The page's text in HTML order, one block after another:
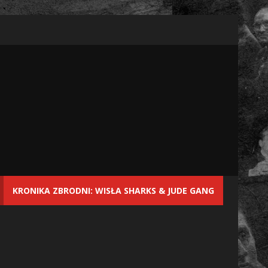
KRONIKA ZBRODNI: WISŁA SHARKS & JUDE GANG